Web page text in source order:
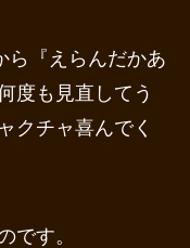
ら『えらんだかあ
度も見直してう
チャ喜んでく
です。